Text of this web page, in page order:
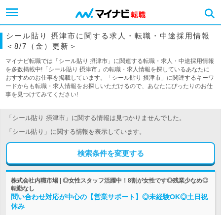
シール貼り 摂津市に関する求人・転職・中途採用情報
＜8/7（金）更新＞
マイナビ転職では「シール貼り 摂津市」に関連する転職・求人・中途採用情報
を多数掲載中!「シール貼り 摂津市」の転職・求人情報を探しているあなたに
おすすめのお仕事を掲載しています。「シール貼り 摂津市」に関連するキーワ
ードからも転職・求人情報をお探しいただけるので、あなたにぴったりのお仕
事を見つけてみてください!
「シール貼り 摂津市」に関する情報は見つかりませんでした。
「シール貼り」に関する情報を表示しています。
検索条件を変更する
株式会社内職市場 | ◎女性スタッフ活躍中！8割が女性です◎残業少なめ◎
転勤なし
問い合わせ対応が中心の【営業サポート】◎未経験OK◎土日祝
休み